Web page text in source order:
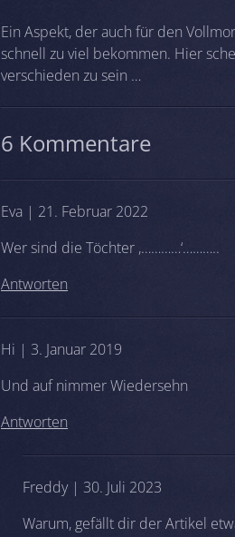
Ein Aspekt, der auch für den
schnell zu viel bekommen. Hier
verschieden zu sein …
6 Kommentare
Eva | 21. Februar 2022
Wer sind die Töchter ,…………‘………..
Antworten
Hi | 3. Januar 2019
Und auf nimmer Wiedersehn
Antworten
Freddy | 30. Juli 2023
Warum, gefällt dir der Artikel